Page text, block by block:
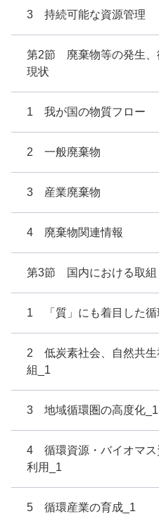
3 持続可能な資源管理
第2節 廃棄物等の発生、
現状
1 我が国の物質フロー
2 一般廃棄物
3 産業廃棄物
4 廃棄物関連情報
第3節 国内における取組
1 「質」にも着目した循
2 低炭素社会、自然共生
組_1
3 地域循環圏の高度化_1
4 循環資源・バイオマス
利用_1
5 循環産業の育成_1